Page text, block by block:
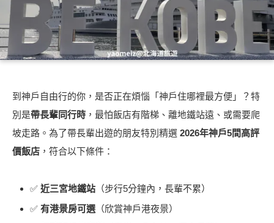
到神戶自由行的你，是否正在煩惱「神戶住哪裡最方便」？特
別是帶長輩同行時 ，最怕飯店有階梯、離地鐵站遠、或需要爬
坡走路。為了帶長輩出遊的朋友特別精選 2026年神戶5間高評
價飯店 ，符合以下條件：
✅ 近三宮地鐵站 （步行5分鐘內，長輩不累）
✅ 有港景房可選 （欣賞神戶港夜景）